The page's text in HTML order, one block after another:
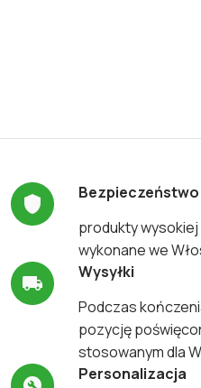
Bezpieczeństwo
produkty wysokiej
wykonane we
Wysyłki
Podczas
pozycję
stosowanym dla
Personalizacja